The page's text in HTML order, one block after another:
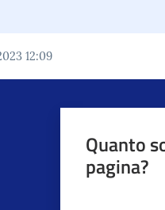
12:09
Quanto
pagina?